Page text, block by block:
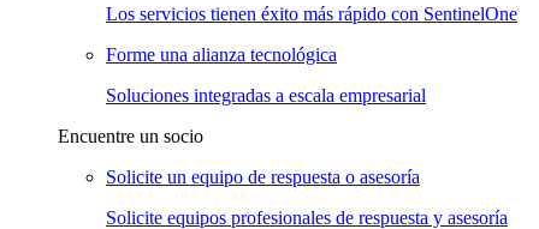
Los servicios tienen éxito más rápido con SentinelOne
Forme una alianza tecnológica
Soluciones integradas a escala empresarial
Encuentre un socio
Solicite un equipo de respuesta o asesoría
Solicite equipos profesionales de respuesta y asesoría